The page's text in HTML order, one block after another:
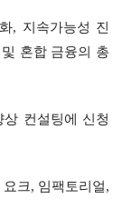
, 지속가능성 진
혼합 금융의 총
컨설팅에 신청
크, 임팩토리얼,